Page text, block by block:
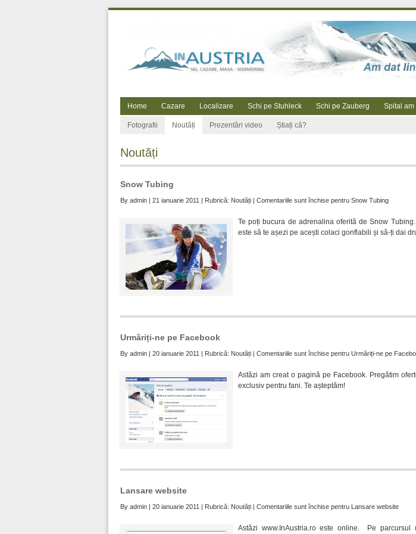
Home Cazare Localizare Schi pe Stuhleck Schi pe Zauberg Spital am
Fotografii Noutăți Prezentări video Știați că?
Noutăți
Snow Tubing
By admin | 21 ianuarie 2011 | Rubrică: Noutăți | Comentariile sunt închise pentru Snow Tubing
Te poți bucura de adrenalina oferită de Snow
este să te așezi pe acești colaci gonflabili și să-ți dai
Urmăriți-ne pe Facebook
By admin | 20 ianuarie 2011 | Rubrică: Noutăți | Comentariile sunt închise pentru Urmăriți-ne pe
Astăzi am creat o pagină pe Facebook. Pregătim
exclusiv pentru fani. Te așteptăm!
Lansare website
By admin | 20 ianuarie 2011 | Rubrică: Noutăți | Comentariile sunt închise pentru Lansare website
Astăzi www.InAustria.ro este online. Pe parcursul